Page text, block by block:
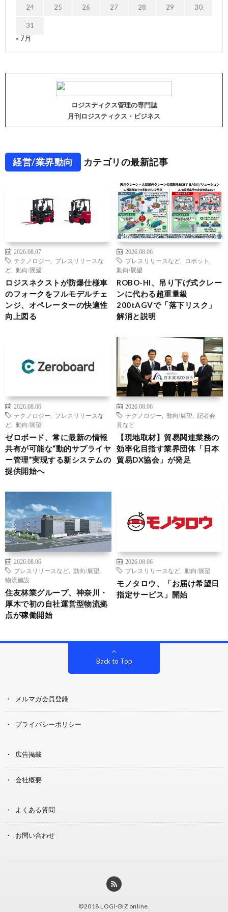
24 25 26 27 28 29 30
31
« 7月
ロジスティクス管理の専門誌
月刊ロジスティクス・ビジネス
経営/業界動向 カテゴリの最新記事
2026.08.07
テクノロジー
プレスリリースな
ど
動向/展望
ロジスネクストが防爆仕様車
のフォークをフルモデルチェ
ンジ、オペレーターの快適性
向上図る
2026.08.06
プレスリリースなど
ロボット
動向/展望
ROBO-HI、吊り下げ式クレー
ンに代わる超重量級
200tAGVで「落下リスク」
解消と説明
2026.08.06
テクノロジー
プレスリリースな
ど
動向/展望
ゼロボード、常に最新の情報
共有が可能な“動的サプライヤ
ー管理”実現する新システムの
提供開始へ
2026.08.06
テクノロジー
動向/展望
記者会
見など
【現地取材】貿易関連業務の
効率化目指す業界団体「日本
貿易DX協会」が発足
2026.08.06
プレスリリースなど
動向/展望
物流施設
住友林業グループ、神奈川・
厚木で初の自社運営型物流拠
点が稼働開始
2026.08.06
プレスリリースなど
動向/展望
モノタロウ、「お届け希望日
指定サービス」開始
Back to Top
メルマガ会員登録
プライバシーポリシー
広告掲載
会社概要
よくある質問
お問い合わせ
©2018 LOGI-BIZ online